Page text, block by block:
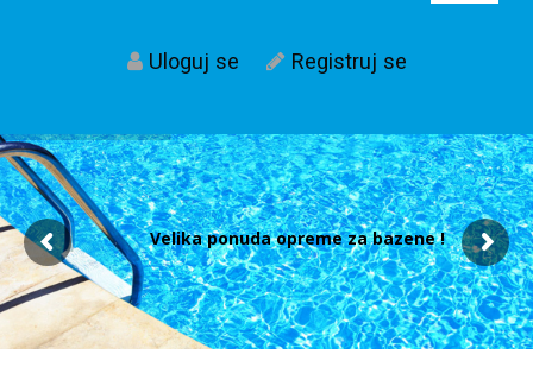
Uloguj se Registruj se
Velika ponuda opreme za bazene !